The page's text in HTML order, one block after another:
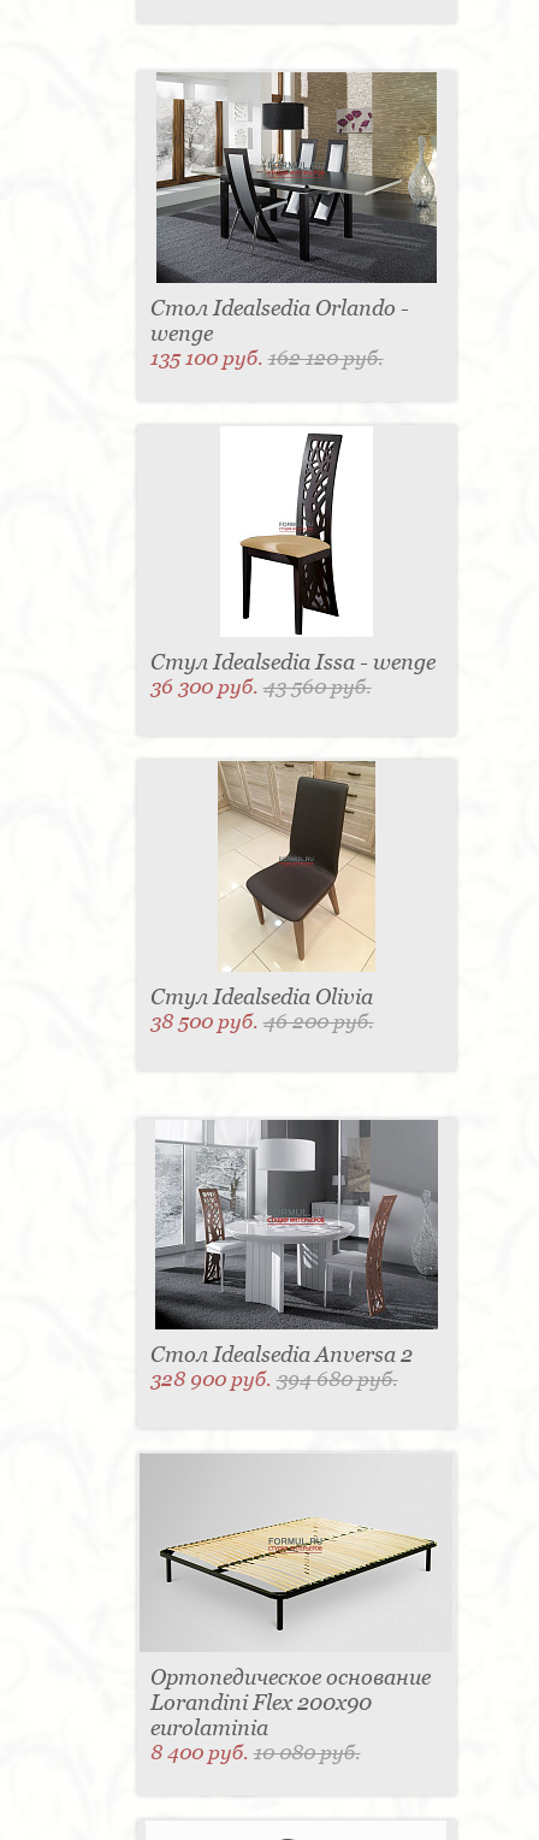
Стол Idealsedia Orlando -
wenge
135 100 руб.162 120 руб.
Стул Idealsedia Issa - wenge
36 300 руб.43 560 руб.
Стул Idealsedia Olivia
38 500 руб.46 200 руб.
Стол Idealsedia Anversa 2
328 900 руб.394 680 руб.
Ортопедическое основание
Lorandini Flex 200x90
eurolaminia
8 400 руб.10 080 руб.